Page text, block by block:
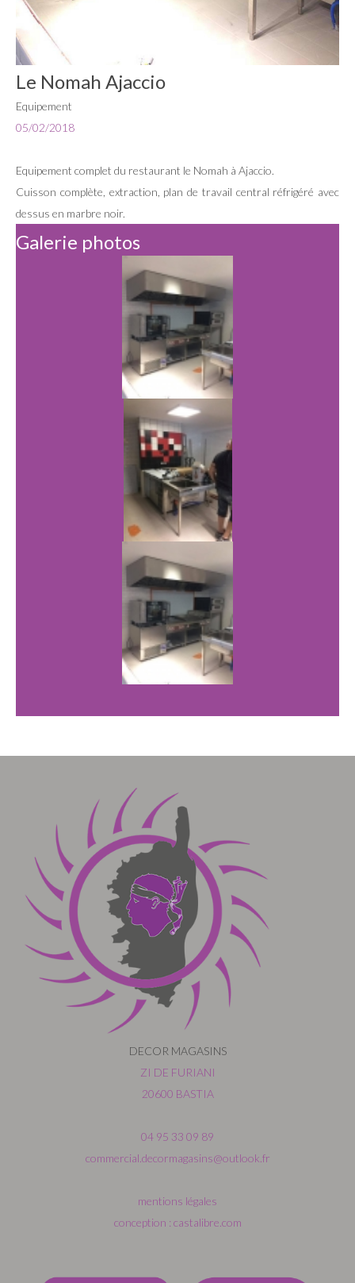
Le Nomah Ajaccio
Equipement
05/02/2018
Equipement complet du restaurant le Nomah à Ajaccio.
Cuisson complète, extraction, plan de travail central réfrigéré avec
dessus en marbre noir.
Galerie photos
DECOR MAGASINS
ZI DE FURIANI
20600 BASTIA
04 95 33 09 89
commercial.decormagasins@outlook.fr
mentions légales
conception : castalibre.com